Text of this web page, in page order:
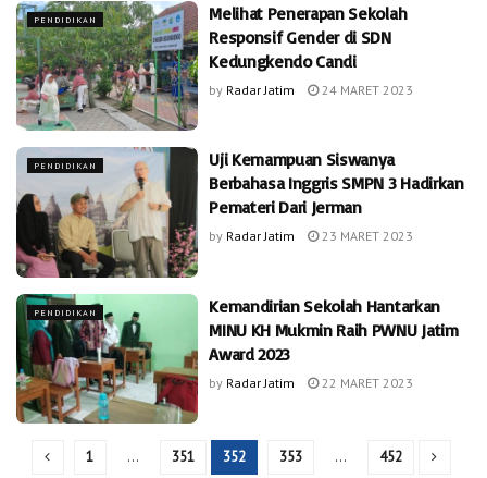
PENDIDIKAN
Melihat Penerapan Sekolah
Responsif Gender di SDN
Kedungkendo Candi
by Radar Jatim 24 MARET 2023
PENDIDIKAN
Uji Kemampuan Siswanya
Berbahasa Inggris SMPN 3 Hadirkan
Pemateri Dari Jerman
by Radar Jatim 23 MARET 2023
PENDIDIKAN
Kemandirian Sekolah Hantarkan
MINU KH Mukmin Raih PWNU Jatim
Award 2023
by Radar Jatim 22 MARET 2023
1 … 351 352 353 … 452